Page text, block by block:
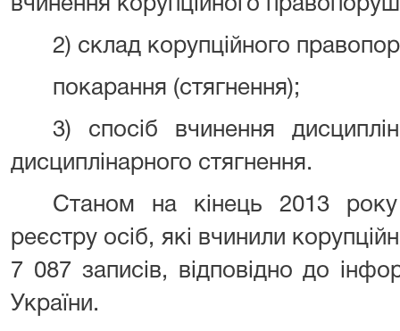
вчинення корупційного
2) склад корупційного
покарання (стягнення);
3) спосіб вчинення
дисциплінарного стягнення.
Станом на кінець 2013
реєстру осіб, які вчинили
7 087 записів, відповідно до
України.